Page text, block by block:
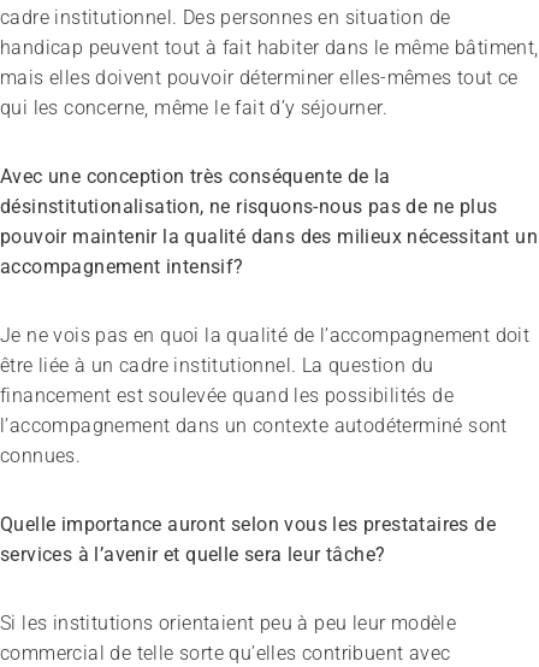
cadre institutionnel. Des personnes en situation de
handicap peuvent tout à fait habiter dans le même bâtiment,
mais elles doivent pouvoir déterminer elles-mêmes tout ce
qui les concerne, même le fait d’y séjourner.
Avec une conception très conséquente de la
désinstitutionalisation, ne risquons-nous pas de ne plus
pouvoir maintenir la qualité dans des milieux nécessitant un
accompagnement intensif?
Je ne vois pas en quoi la qualité de l’accompagnement doit
être liée à un cadre institutionnel. La question du
financement est soulevée quand les possibilités de
l’accompagnement dans un contexte autodéterminé sont
connues.
Quelle importance auront selon vous les prestataires de
services à l’avenir et quelle sera leur tâche?
Si les institutions orientaient peu à peu leur modèle
commercial de telle sorte qu’elles contribuent avec